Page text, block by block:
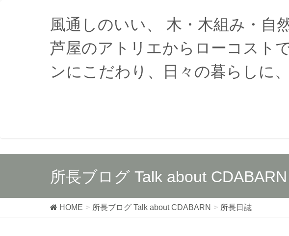
風通しのいい、 木・木組み・自
芦屋のアトリエからローコスト
ンにこだわり、日々の暮らしに
所長ブログ Talk about CDABARN
HOME 所長ブログ Talk about CDABARN 所長日誌